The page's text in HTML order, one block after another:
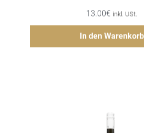
13.00€ inkl. USt.
In den Warenkorb